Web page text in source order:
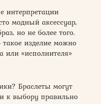
интерпретации
модный аксессуар,
но не более того.
такое изделие можно
или «исполнителя»
Браслеты могут
к выбору правильно